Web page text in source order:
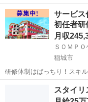
取得制度有り] 働きながら
研修・介護福祉士)/20代・
数５０人以下 【...
東京 稲城市 介護福
サービス
初任者研
月収
稲城市
研修体制はばっちり！スキ
取得制度有り] 働きながら
研修・介護福祉士)/20代・
介護福
スタイ